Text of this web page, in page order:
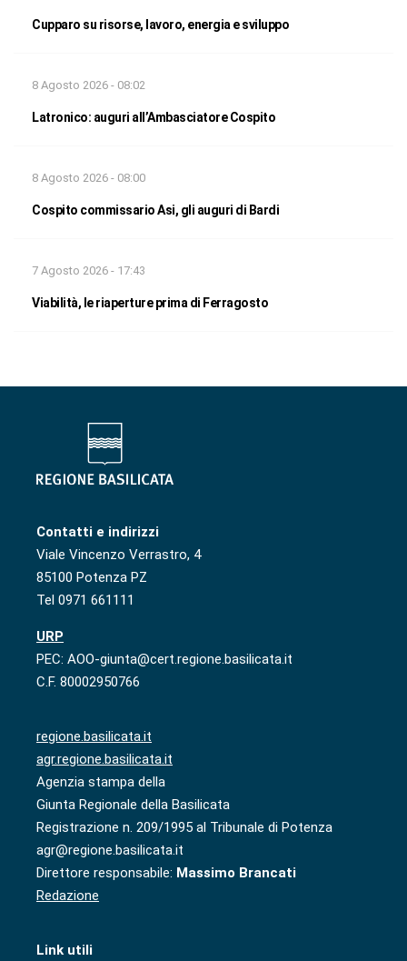
Cupparo su risorse, lavoro, energia e sviluppo
8 Agosto 2026 - 08:02
Latronico: auguri all’Ambasciatore Cospito
8 Agosto 2026 - 08:00
Cospito commissario Asi, gli auguri di Bardi
7 Agosto 2026 - 17:43
Viabilità, le riaperture prima di Ferragosto
Contatti e indirizzi
Viale Vincenzo Verrastro, 4
85100 Potenza PZ
Tel 0971 661111
URP
PEC: AOO-giunta@cert.regione.basilicata.it
C.F. 80002950766
regione.basilicata.it
agr.regione.basilicata.it
Agenzia stampa della
Giunta Regionale della Basilicata
Registrazione n. 209/1995 al Tribunale di Potenza
agr@regione.basilicata.it
Direttore responsabile: Massimo Brancati
Redazione
Link utili